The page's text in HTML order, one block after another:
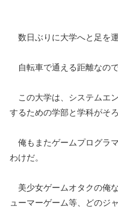
数日ぶりに大学へと足を運
自転車で通える距離なの
この大学は、システムエ
するための学部と学科がそ
俺もまたゲームプログラ
わけだ。
美少女ゲームオタクの俺
ューマーゲーム等、どのジ